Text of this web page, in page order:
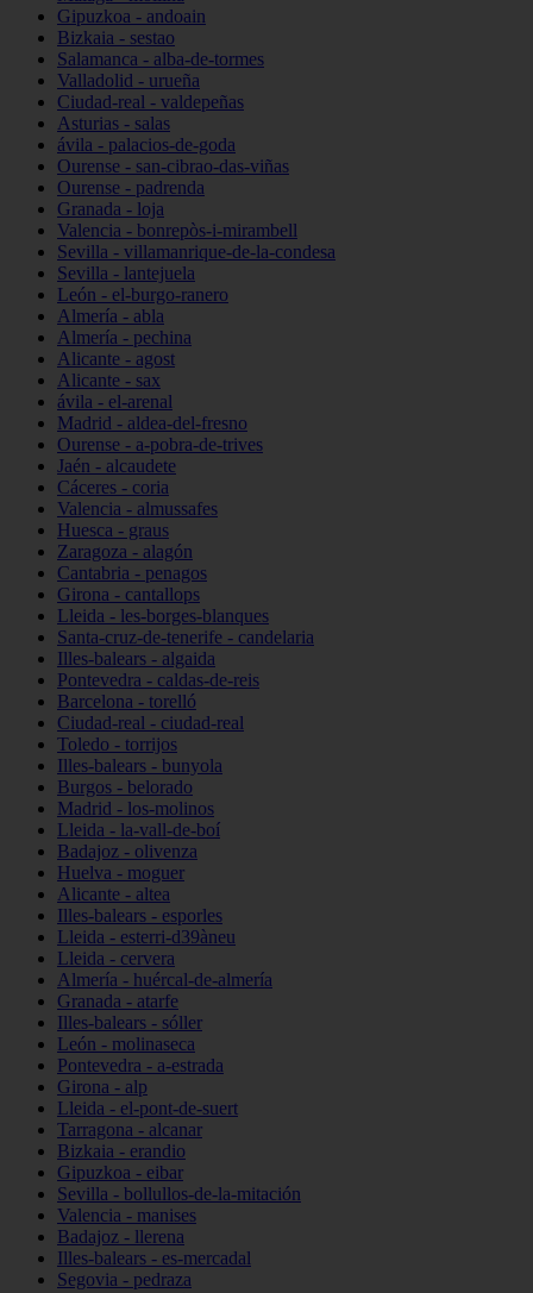
Gipuzkoa - andoain
Bizkaia - sestao
Salamanca - alba-de-tormes
Valladolid - urueña
Ciudad-real - valdepeñas
Asturias - salas
ávila - palacios-de-goda
Ourense - san-cibrao-das-viñas
Ourense - padrenda
Granada - loja
Valencia - bonrepòs-i-mirambell
Sevilla - villamanrique-de-la-condesa
Sevilla - lantejuela
León - el-burgo-ranero
Almería - abla
Almería - pechina
Alicante - agost
Alicante - sax
ávila - el-arenal
Madrid - aldea-del-fresno
Ourense - a-pobra-de-trives
Jaén - alcaudete
Cáceres - coria
Valencia - almussafes
Huesca - graus
Zaragoza - alagón
Cantabria - penagos
Girona - cantallops
Lleida - les-borges-blanques
Santa-cruz-de-tenerife - candelaria
Illes-balears - algaida
Pontevedra - caldas-de-reis
Barcelona - torelló
Ciudad-real - ciudad-real
Toledo - torrijos
Illes-balears - bunyola
Burgos - belorado
Madrid - los-molinos
Lleida - la-vall-de-boí
Badajoz - olivenza
Huelva - moguer
Alicante - altea
Illes-balears - esporles
Lleida - esterri-d39àneu
Lleida - cervera
Almería - huércal-de-almería
Granada - atarfe
Illes-balears - sóller
León - molinaseca
Pontevedra - a-estrada
Girona - alp
Lleida - el-pont-de-suert
Tarragona - alcanar
Bizkaia - erandio
Gipuzkoa - eibar
Sevilla - bollullos-de-la-mitación
Valencia - manises
Badajoz - llerena
Illes-balears - es-mercadal
Segovia - pedraza